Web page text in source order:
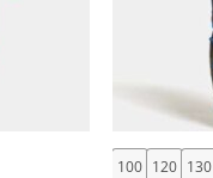
100 120 130